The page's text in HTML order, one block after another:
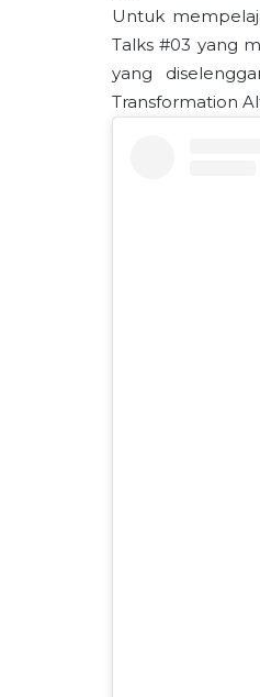
Untuk
Talks #03 yang
yang
Transformation